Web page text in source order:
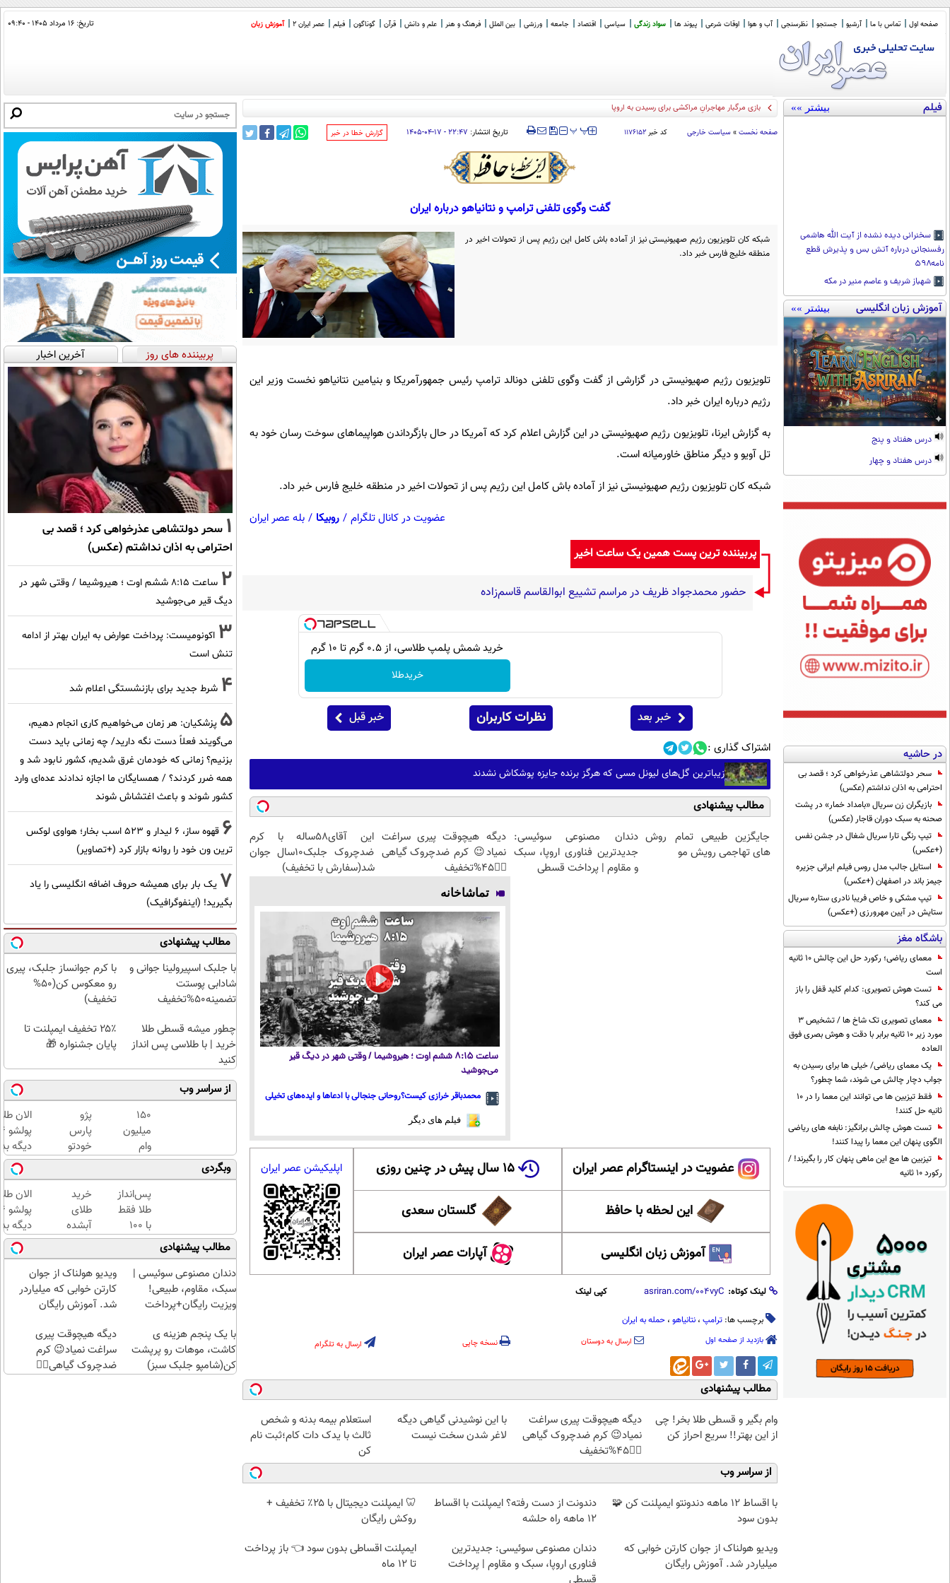
صفحه اول تماس با ما آرشیو جستجو نظرسنجی آب و هوا اوقات شرعی پیوند ها سواد زندگی سیاسی اقتصاد جامعه ورزشی بین الملل فرهنگ و هنر علم و دانش قرآن گوناگون فیلم عصر ایران 2 آموزش زبان تاریخ: ۱۶ مرداد ۱۴۰۵ - ۰۹:۴۰
فیلم بیشتر »»
سخنرانی دیده نشده از آیت الله هاشمی
رفسنجانی درباره آتش بس و پذیرش قطع
نامه۵۹۸
شهباز شریف و عاصم منیر در مکه
آموزش زبان انگلیسی بیشتر »»
درس هفتاد و پنج
درس هفتاد و چهار
در حاشیه
سحر دولتشاهی عذرخواهی کرد ؛ قصد بی
احترامی به اذان نداشتم (عکس)
بازیگران زن سریال «بامداد خمار» در پشت
صحنه به سبک دوران قاجار (عکس)
تیپ رنگی تارا سریال شغال در جشن نفس
(+عکس)
استایل جالب مدل روس فیلم ایرانی جزیره
جیمز باند در اصفهان (+عکس)
تیپ مشکی و خاص فریبا نادری ستاره سریال
ستایش در آیین مهرورزی (+عکس)
باشگاه مغز
معمای ریاضی؛ رکورد حل این چالش 10 ثانیه
است
تست هوش تصویری: کدام کلید قفل را باز
می کند؟
معمای تصویری تک شاخ ها / تشخیص 3
مورد زیر 10 ثانیه برابر با دقت و هوش بصری فوق
العاده
یک معمای ریاضی/ خیلی ها برای رسیدن به
جواب دچار چالش می شوند، شما چطور؟
فقط تیزبین ها می توانند این معما را در 10
ثانیه حل کنند!
تست هوش چالش برانگیز: نابغه های ریاضی
الگوی پنهان این معما را پیدا کنند!
تیزبین ها مچ این ماهی پنهان کار را بگیرند! /
رکورد 10 ثانیه
بازی مرگبار مهاجرانِ مراکشی برای رسیدن به اروپا
صفحه نخست » سیاست خارجی کد خبر ۱۱۷۶۱۵۲ ‍‍‍ پ پ تاریخ انتشار: ۲۲:۴۷ - ۱۷-۰۴-۱۴۰۵ ‌گزارش خطا در خبر
گفت وگوی تلفنی ترامپ و نتانیاهو درباره ایران
شبکه کان تلویزیون رژیم صهیونیستی نیز از آماده باش کامل این رژیم پس از تحولات اخیر در
منطقه خلیج فارس خبر داد.
تلویزیون رژیم صهیونیستی در گزارشی از گفت وگوی تلفنی دونالد ترامپ رئیس جمهورآمریکا و بنیامین نتانیاهو نخست وزیر این
رژیم درباره ایران خبر داد.
به گزارش ایرنا، تلویزیون رژیم صهیونیستی در این گزارش اعلام کرد که آمریکا در حال بازگرداندن هواپیماهای سوخت رسان خود به
تل آویو و دیگر مناطق خاورمیانه است.
شبکه کان تلویزیون رژیم صهیونیستی نیز از آماده باش کامل این رژیم پس از تحولات اخیر در منطقه خلیج فارس خبر داد.
عضویت در کانال تلگرام / روبیکا / بله عصر ایران
پربیننده ترین پست همین یک ساعت اخیر
حضور محمدجواد ظریف در مراسم تشییع ابوالقاسم قاسم‌زاده
خرید شمش پلمپ طلاسی، از ۰.۵ گرم تا ۱۰ گرم
خریدطلا
خبر بعد نظرات کاربران خبر قبل
اشتراک گذاری :
زیباترین گل‌های لیونل مسی که هرگز برنده جایزه پوشکاش نشدند
مطالب پیشنهادی
جایگزین طبیعی تمام روش
های تهاجمی رویش مو
دندان مصنوعی سوئیسی:
جدیدترین فناوری اروپا، سبک
و مقاوم | پرداخت قسطی
دیگه هیچوقت پیری سراغت
نمیاد😉 کرم ضدچروک گیاهی
👈🏻45%تخفیف
این آقای58ساله با کرم
ضدچروک جلبک10سال جوان
شد(سفارش با تخفیف)
تماشاخانه
ساعت ۸:۱۵ ششم اوت ؛ هیروشیما / وقتی شهر در دیگ قیر
می‌جوشید
محمدباقر خرازی کیست؟روحانی جنجالی با ادعاها و ایده‌های تخیلی
فیلم های دیگر
عضویت در اینستاگرام عصر ایران ۱۵ سال پیش در چنین روزی
این لحظه با حافظ گلستان سعدی
آموزش زبان انگلیسی آپارات عصر ایران
اپلیکیشن عصر ایران
لینک کوتاه: کپی لینک
برچسب ها: ترامپ ، نتانیاهو ، حمله به ایران
بازدید از صفحه اول ارسال به دوستان نسخه چاپی ارسال به تلگرام
مطالب پیشنهادی
وام بگیر و قسطی طلا بخر! چی
از این بهتر!! سریع احراز کن
دیگه هیچوقت پیری سراغت
نمیاد😉 کرم ضدچروک گیاهی
👈🏻45%تخفیف
با این نوشیدنی گیاهی دیگه
لاغر شدن سخت نیست
استعلام بیمه بدنه و شخص
ثالث با یدک دات کام؛ثبت نام
کن
از سراسر وب
با اقساط 12 ماهه دندونتو ایمپلنت کن 🧩
بدون سود
دندونت از دست رفته؟ ایمپلنت با اقساط
۱۲ ماهه راه حلشه
🦷 ایمپلنت دیجیتال با ۲۵٪ تخفیف +
روکش رایگان
ویدیو هولناک از جوان کارتن خوابی که
میلیاردر شد. آموزش رایگان
دندان مصنوعی سوئیسی: جدیدترین
فناوری اروپا، سبک و مقاوم | پرداخت
قسطی
ایمپلنت اقساطی بدون سود 👈 باز پرداخت
تا 12 ماه
پربیننده های روز آخرین اخبار
1 سحر دولتشاهی عذرخواهی کرد ؛ قصد بی
احترامی به اذان نداشتم (عکس)
2
ساعت ۸:۱۵ ششم اوت ؛ هیروشیما / وقتی شهر در
دیگ قیر می‌جوشید
3 اکونومیست: پرداخت عوارض به ایران بهتر از ادامه
تنش است
4 شرط جدید برای بازنشستگی اعلام شد
5 پزشکیان: هر زمان می‌خواهیم کاری انجام دهیم،
می‌گویند فعلاً دست نگه دارید/ چه زمانی باید دست
بزنیم؟ زمانی که خودمان غرق شدیم، کشور نابود شد و
همه ضرر کردند؟ / همسایگان ما اجازه ندادند عده‌ای وارد
کشور شوند و باعث اغتشاش شوند
6
قهوه ساز، 6 لیدار و 523 اسب بخار؛ هواوی لوکس
ترین ون خود را روانه بازار کرد (+تصاویر)
7 یک بار برای همیشه حروف اضافه انگلیسی را یاد
بگیرید! (اینفوگرافیک)
مطالب پیشنهادی
با جلبک اسپیرولینا جوانی و
شادابی پوستت
تضمینه50%تخفیف
با کرم جوانساز جلبک، پیری
رو معکوس کن(50%
تخفیف)
چطور میشه قسطی طلا
خرید | با طلاسی پس انداز
کنید
۲۵٪ تخفیف ایمپلنت تا
پایان جشنواره 🎁
از سراسر وب
150
میلیون
وام
بگیر،
طلای
آب
شده و
زینتی
بخر
پژو
پارس
خودتو
گذاشتی
برای
فروش؟
اینجا به
راحتی
بفروش
الان
دیگه
طلا با
بی‌بهره
وبگردی
پس‌انداز
طلا فقط
با ۱۰۰
هزارتومان
(امن و
راحت)
خرید
طلای
آبشده
حتی با
۱۰۰هزارتومان
الان
دیگه
طلا با
بی‌بهره
مطالب پیشنهادی
دندان مصنوعی سوئیسی |
سبک، مقاوم، طبیعی!
ویزیت رایگان+پرداخت
ویدیو هولناک از جوان
کارتن خوابی که میلیاردر
شد. آموزش رایگان
با یک پنجم هزینه ی
کاشت، موهات رو پرپشت
کن(شامپو جلبک سبز)
دیگه هیچوقت پیری
سراغت نمیاد😉 کرم
ضدچروک گیاهی👈🏻